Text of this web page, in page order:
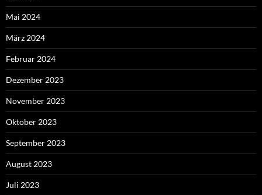
Mai 2024
März 2024
Februar 2024
Dezember 2023
November 2023
Oktober 2023
September 2023
August 2023
Juli 2023